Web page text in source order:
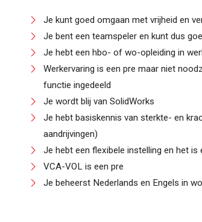
Je kunt goed omgaan met vrijheid en
Je bent een teamspeler en kunt dus
Je hebt een hbo- of wo-opleiding in
Werkervaring is een pre maar niet
functie ingedeeld
Je wordt blij van SolidWorks
Je hebt basiskennis van sterkte- en
aandrijvingen)
Je hebt een flexibele instelling en het
VCA-VOL is een pre
Je beheerst Nederlands en Engels in